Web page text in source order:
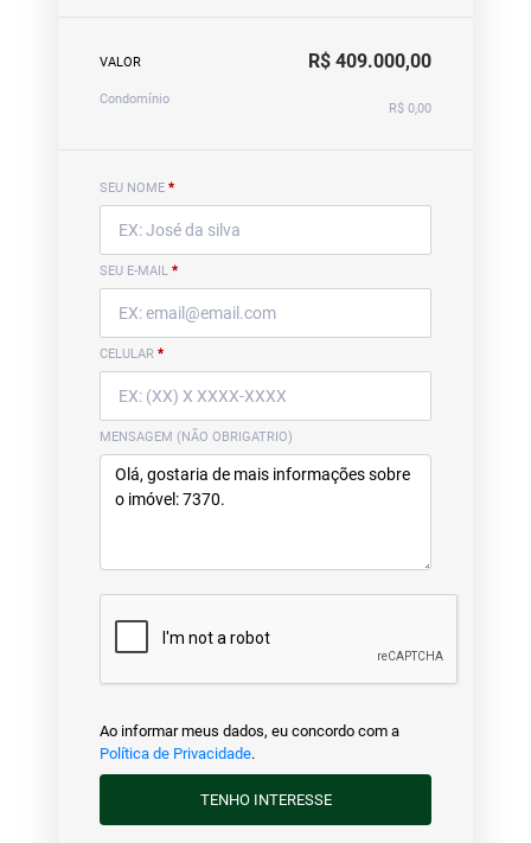
VALOR R$ 409.000,00
Condomínio
R$ 0,00
SEU NOME *
SEU E-MAIL *
CELULAR *
MENSAGEM (NÃO OBRIGATRIO)
Ao informar meus dados, eu concordo com a
Política de Privacidade.
TENHO INTERESSE